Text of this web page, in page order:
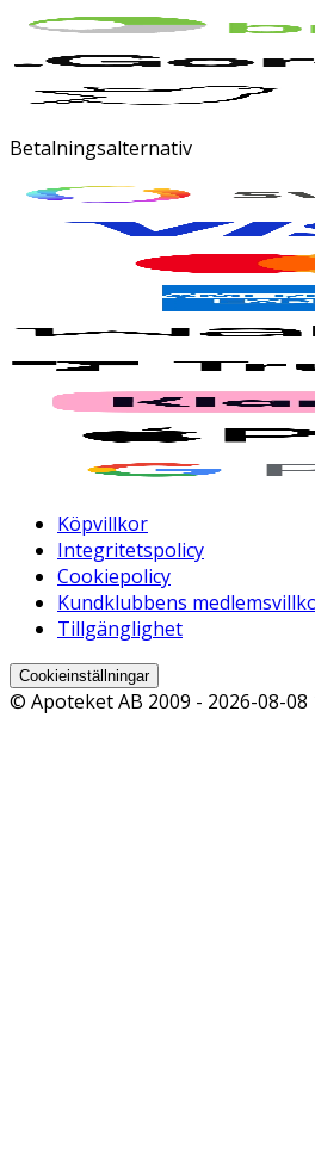
Betalningsalternativ
Köpvillkor
Integritetspolicy
Cookiepolicy
Kundklubbens
Tillgänglighet
Cookieinställningar
© Apoteket AB 2009 - 2026-08-08